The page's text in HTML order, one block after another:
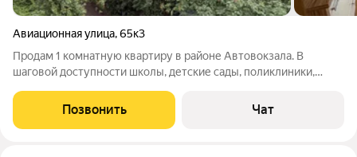
Авиационная улица,65к3
Продам 1 комнатную квартиру в районе Автовокзала. В
шаговой доступности школы, детские сады, поликлиники,
недалеко Южный автовокзал, есть остановки общественного
транспорта (автобусы,
Позвонить Чат